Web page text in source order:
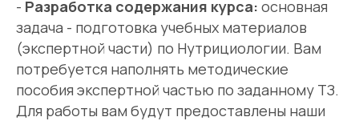
- Разработка содержания курса: основная
задача - подготовка учебных материалов
(экспертной части) по Нутрициологии. Вам
потребуется наполнять методические
пособия экспертной частью по заданному ТЗ.
Для работы вам будут предоставлены наши